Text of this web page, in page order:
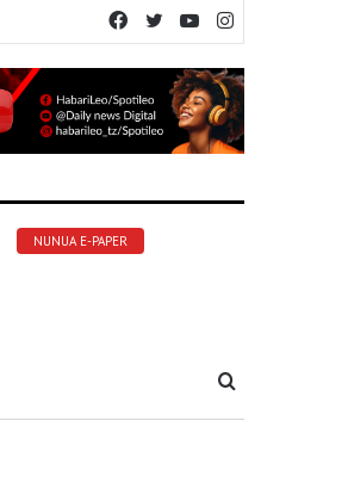
YouTube
Twitter
Facebook
NUNUA E-PAPER
Tafuta